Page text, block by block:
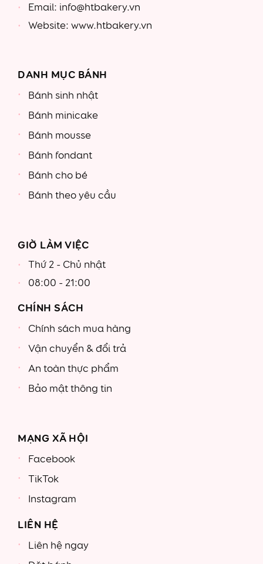
Email: info@htbakery.vn
Website: www.htbakery.vn
DANH MỤC BÁNH
Bánh sinh nhật
Bánh minicake
Bánh mousse
Bánh fondant
Bánh cho bé
Bánh theo yêu cầu
GIỜ LÀM VIỆC
Thứ 2 - Chủ nhật
08:00 - 21:00
CHÍNH SÁCH
Chính sách mua hàng
Vận chuyển & đổi trả
An toàn thực phẩm
Bảo mật thông tin
MẠNG XÃ HỘI
Facebook
TikTok
Instagram
LIÊN HỆ
Liên hệ ngay